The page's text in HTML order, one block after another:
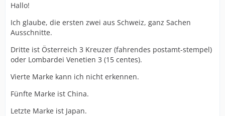
Hallo!
Ich glaube, die ersten zwei aus Schweiz, ganz Sachen
Ausschnitte.
Dritte ist Österreich 3 Kreuzer (fahrendes postamt-stempel)
oder Lombardei Venetien 3 (15 centes).
Vierte Marke kann ich nicht erkennen.
Fünfte Marke ist China.
Letzte Marke ist Japan.